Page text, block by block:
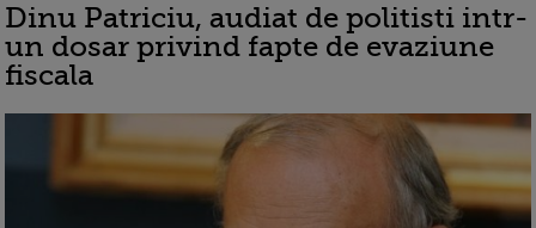
Dinu Patriciu, audiat de politisti intr-
un dosar privind fapte de evaziune
fiscala